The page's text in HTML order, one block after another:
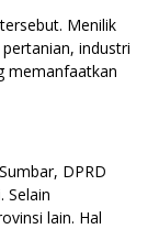
Menilik
industri
memanfaatkan
DPRD
Selain
lain. Hal